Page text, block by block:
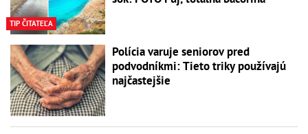
TIP ČITATEĽA
Polícia varuje seniorov pred
podvodníkmi: Tieto triky používajú
najčastejšie